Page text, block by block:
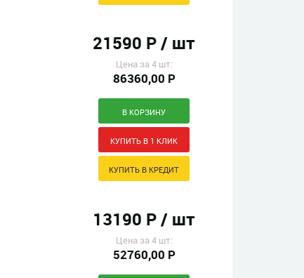
21590 Р / шт
Цена за 4 шт:
86360,00 Р
13190 Р / шт
Цена за 4 шт:
52760,00 Р